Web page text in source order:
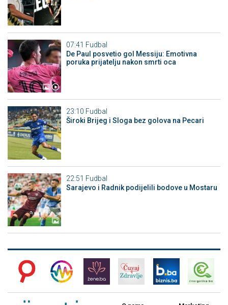
07:41 Fudbal
De Paul posvetio gol Messiju: Emotivna
poruka prijatelju nakon smrti oca
23:10 Fudbal
Široki Brijeg i Sloga bez golova na Pecari
22:51 Fudbal
Sarajevo i Radnik podijelili bodove u Mostaru